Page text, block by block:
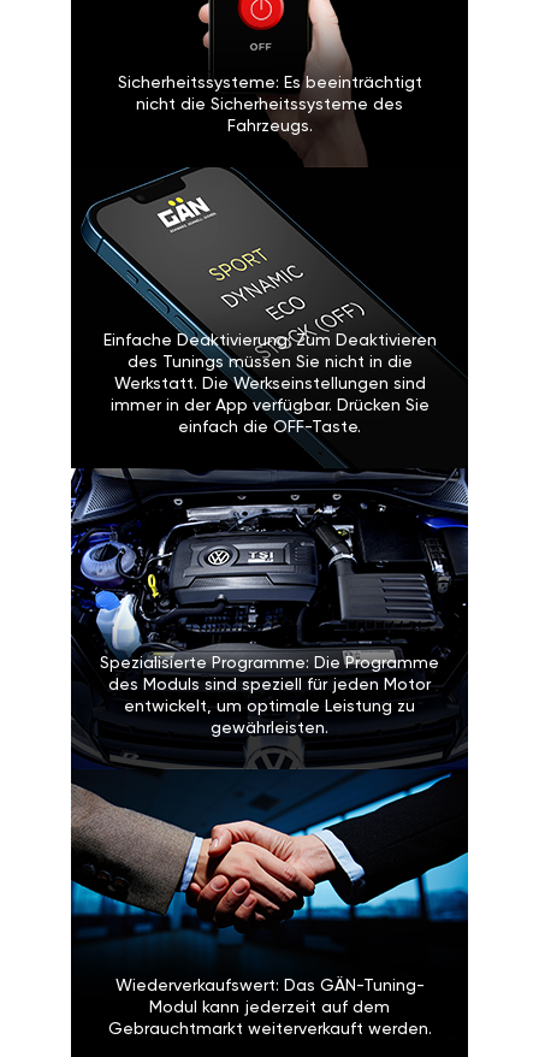
Sicherheitssysteme: Es beeinträchtigt
nicht die Sicherheitssysteme des
Fahrzeugs.
Einfache Deaktivierung: Zum Deaktivieren
des Tunings müssen Sie nicht in die
Werkstatt. Die Werkseinstellungen sind
immer in der App verfügbar. Drücken Sie
einfach die OFF-Taste.
Spezialisierte Programme: Die Programme
des Moduls sind speziell für jeden Motor
entwickelt, um optimale Leistung zu
gewährleisten.
Wiederverkaufswert: Das GÄN-Tuning-
Modul kann jederzeit auf dem
Gebrauchtmarkt weiterverkauft werden.